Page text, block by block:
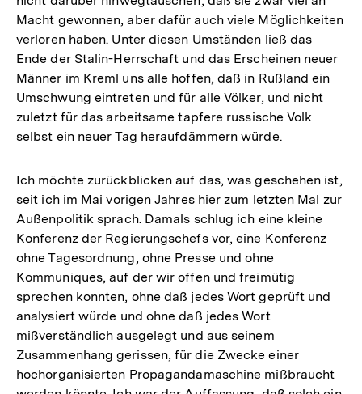
Macht gewonnen, aber dafür auch viele Möglichkeiten
verloren haben. Unter diesen Umständen ließ das
Ende der Stalin-Herrschaft und das Erscheinen neuer
Männer im Kreml uns alle hoffen, daß in Rußland ein
Umschwung eintreten und für alle Völker, und nicht
zuletzt für das arbeitsame tapfere russische Volk
selbst ein neuer Tag heraufdämmern würde.
Ich möchte zurückblicken auf das, was geschehen ist,
seit ich im Mai vorigen Jahres hier zum letzten Mal zur
Außenpolitik sprach. Damals schlug ich eine kleine
Konferenz der Regierungschefs vor, eine Konferenz
ohne Tagesordnung, ohne Presse und ohne
Kommuniques, auf der wir offen und freimütig
sprechen konnten, ohne daß jedes Wort geprüft und
analysiert würde und ohne daß jedes Wort
mißverständlich ausgelegt und aus seinem
Zusammenhang gerissen, für die Zwecke einer
hochorganisierten Propagandamaschine mißbraucht